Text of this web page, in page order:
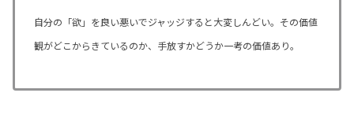
自分の「欲」を良い悪いでジャッジすると大変しんどい。その価値
観がどこからきているのか、手放すかどうか一考の価値あり。